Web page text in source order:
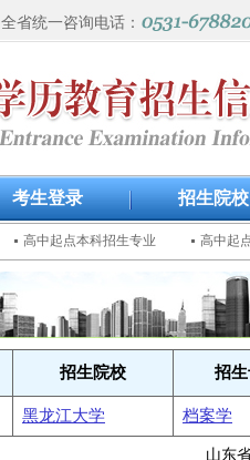
全省统一咨询电话：
考生登录 招生院校
高中起点本科招生专业 高中起
招生院校 招
黑龙江大学 档案学
山东